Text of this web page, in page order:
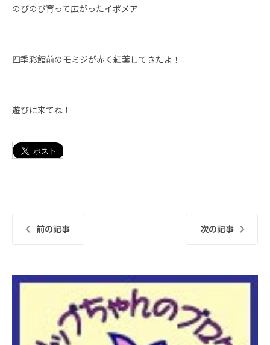
のびのび育って広がったイポメア
四季彩館前のモミジが赤く紅葉してきたよ！
遊びに来てね！
前の記事 次の記事